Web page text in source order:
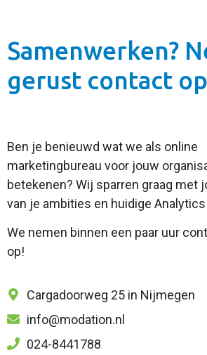
Samenwerken?
gerust contact
Ben je benieuwd wat we als online
marketingbureau voor jouw
betekenen? Wij sparren graag met
van je ambities en huidige
We nemen binnen een paar uur
op!
Cargadoorweg 25 in Nijmegen
info@modation.nl
024-8441788